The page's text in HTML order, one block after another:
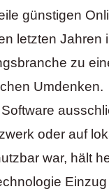
günstigen
letzten Jahren
zu
Umdenken.
Software
oder auf
war, hält